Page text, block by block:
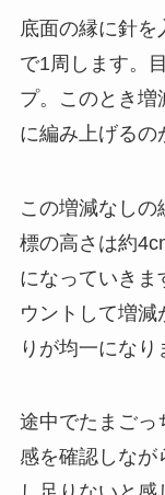
底面の縁に針
で1周します。
プ。このとき増
に編み上げるの
この増減なしの
標の高さは約
になっていきま
ウントして増
りが均一になり
途中でたまごっ
感を確認しなが